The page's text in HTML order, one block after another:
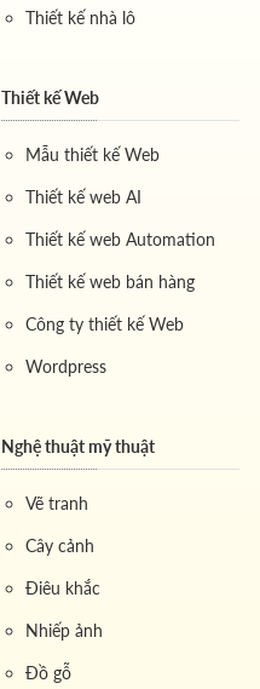
Thiết kế nhà lô
Thiết kế Web
Mẫu thiết kế Web
Thiết kế web AI
Thiết kế web Automation
Thiết kế web bán hàng
Công ty thiết kế Web
Wordpress
Nghệ thuật mỹ thuật
Vẽ tranh
Cây cảnh
Điêu khắc
Nhiếp ảnh
Đồ gỗ